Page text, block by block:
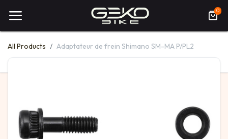
0
All Products Adaptateur de frein Shimano SM-MA P/PL2